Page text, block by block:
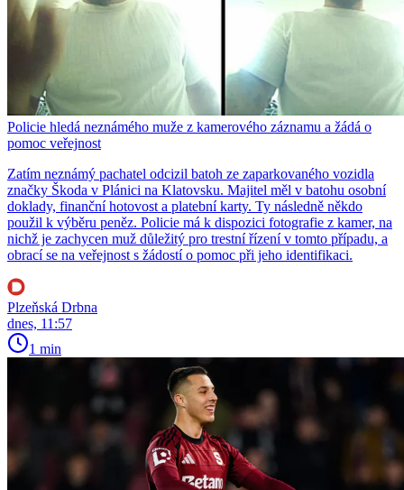
Policie hledá neznámého muže z kamerového záznamu a žádá o
pomoc veřejnost
Zatím neznámý pachatel odcizil batoh ze zaparkovaného vozidla
značky Škoda v Plánici na Klatovsku. Majitel měl v batohu osobní
doklady, finanční hotovost a platební karty. Ty následně někdo
použil k výběru peněz. Policie má k dispozici fotografie z kamer, na
nichž je zachycen muž důležitý pro trestní řízení v tomto případu, a
obrací se na veřejnost s žádostí o pomoc při jeho identifikaci.
Plzeňská Drbna
dnes, 11:57
1 min